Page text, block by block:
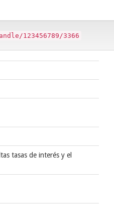
123456789/3366
tasas de interés y el